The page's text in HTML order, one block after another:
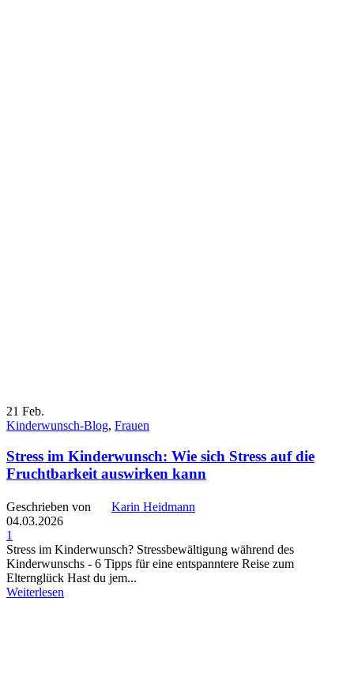
21 Feb.
Kinderwunsch-Blog, Frauen
Stress im Kinderwunsch: Wie sich Stress auf die
Fruchtbarkeit auswirken kann
Geschrieben von
Karin Heidmann
04.03.2026
1
Stress im Kinderwunsch? Stressbewältigung während des
Kinderwunschs - 6 Tipps für eine entspanntere Reise zum
Elternglück Hast du jem...
Weiterlesen